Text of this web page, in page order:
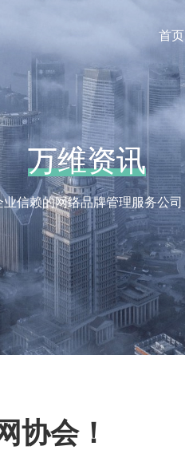
首页
万维资讯
万维资讯
业信赖的网络品牌管理服务公司
协会！